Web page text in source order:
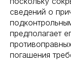
сведений о
предполагает
погашения